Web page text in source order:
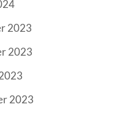
2023
2023
2023